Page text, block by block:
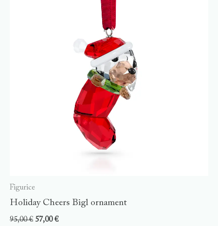
Figurice
Holiday Cheers Bigl ornament
95,00€ 57,00€